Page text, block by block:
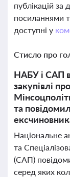
публікацій
посиланнями
доступні у
Стисло про
НАБУ і САП
закупівлі
та
Національне
та
(САП)
серед яких